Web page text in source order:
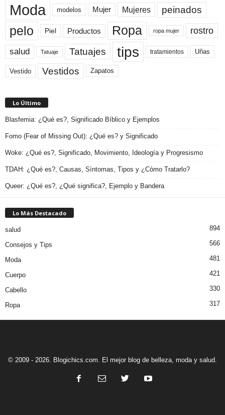
Moda modelos Mujer Mujeres peinados
pelo Piel Productos Ropa ropa mujer rostro
salud Tatuaje Tatuajes tips tratamientos Uñas
Vestido Vestidos Zapatos
Lo Último
Blasfemia: ¿Qué es?, Significado Bíblico y Ejemplos
Fomo (Fear of Missing Out): ¿Qué es? y Significado
Woke: ¿Qué es?, Significado, Movimiento, Ideología y Progresismo
TDAH: ¿Qué es?, Causas, Síntomas, Tipos y ¿Cómo Tratarlo?
Queer: ¿Qué es?, ¿Qué significa?, Ejemplo y Bandera
Lo Más Destacado
salud 894
Consejos y Tips 566
Moda 481
Cuerpo 421
Cabello 330
Ropa 317
© 2009 - 2026. Blogichics.com. El mejor blog de belleza, moda y salud.